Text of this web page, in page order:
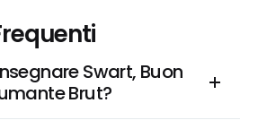
Swart, Buon
Brut?